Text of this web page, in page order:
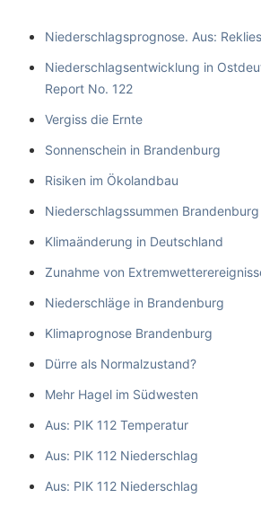
Niederschlagsprognose. Aus:
Niederschlagsentwicklung in
Report No. 122
Vergiss die Ernte
Sonnenschein in Brandenburg
Risiken im Ökolandbau
Niederschlagssummen Brandenburg
Klimaänderung in Deutschland
Zunahme von
Niederschläge in Brandenburg
Klimaprognose Brandenburg
Dürre als Normalzustand?
Mehr Hagel im Südwesten
Aus: PIK 112 Temperatur
Aus: PIK 112 Niederschlag
Aus: PIK 112 Niederschlag